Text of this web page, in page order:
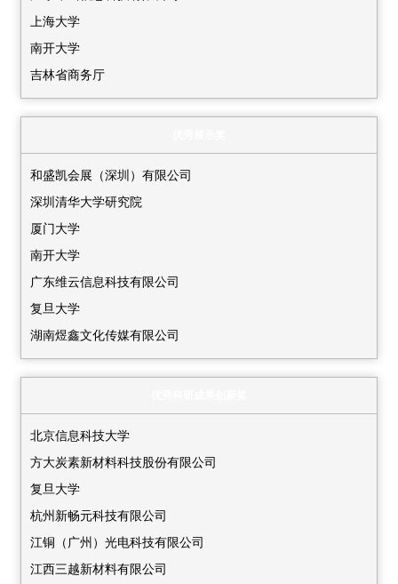
上海大学
南开大学
吉林省商务厅
大连市商务局
武汉大学
复旦大学
深圳技术大学
香港中文大学（深圳）
中国地质大学（武汉）
深圳职业技术大学
上海市科学技术委员会
湖南省商务厅
和盛凯会展（深圳）有限公司
深圳清华大学研究院
厦门大学
南开大学
广东维云信息科技有限公司
复旦大学
湖南煜鑫文化传媒有限公司
深圳技术大学
中国地质大学（武汉）
香港中文大学（深圳）
中山大学
深圳职业技术大学
全国农业科技成果转移服务中心
上海科技会展有限公司
甘肃省商务厅
北京信息科技大学
方大炭素新材料科技股份有限公司
复旦大学
杭州新畅元科技有限公司
江铜（广州）光电科技有限公司
江西三越新材料有限公司